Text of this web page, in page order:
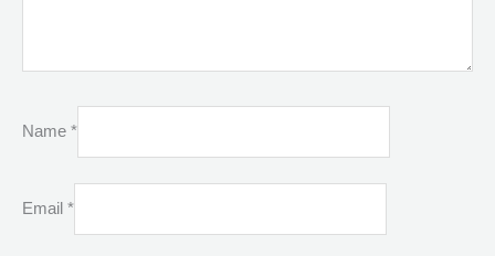
Name *
Email *